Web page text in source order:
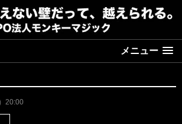
メニュー
20:00